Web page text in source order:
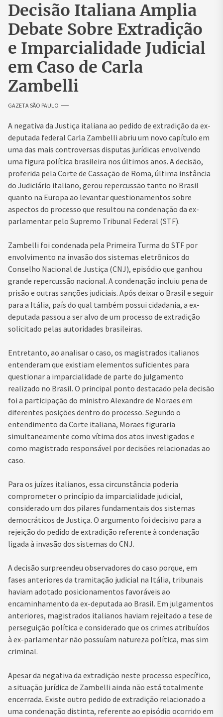
Decisão Italiana Amplia
Debate Sobre Extradição
e Imparcialidade Judicial
em Caso de Carla
Zambelli
GAZETA SÃO PAULO
A negativa da Justiça italiana ao pedido de extradição da ex-
deputada federal Carla Zambelli abriu um novo capítulo em
uma das mais controversas disputas jurídicas envolvendo
uma figura política brasileira nos últimos anos. A decisão,
proferida pela Corte de Cassação de Roma, última instância
do Judiciário italiano, gerou repercussão tanto no Brasil
quanto na Europa ao levantar questionamentos sobre
aspectos do processo que resultou na condenação da ex-
parlamentar pelo Supremo Tribunal Federal (STF).
Zambelli foi condenada pela Primeira Turma do STF por
envolvimento na invasão dos sistemas eletrônicos do
Conselho Nacional de Justiça (CNJ), episódio que ganhou
grande repercussão nacional. A condenação incluiu pena de
prisão e outras sanções judiciais. Após deixar o Brasil e seguir
para a Itália, país do qual também possui cidadania, a ex-
deputada passou a ser alvo de um processo de extradição
solicitado pelas autoridades brasileiras.
Entretanto, ao analisar o caso, os magistrados italianos
entenderam que existiam elementos suficientes para
questionar a imparcialidade de parte do julgamento
realizado no Brasil. O principal ponto destacado pela decisão
foi a participação do ministro Alexandre de Moraes em
diferentes posições dentro do processo. Segundo o
entendimento da Corte italiana, Moraes figuraria
simultaneamente como vítima dos atos investigados e
como magistrado responsável por decisões relacionadas ao
caso.
Para os juízes italianos, essa circunstância poderia
comprometer o princípio da imparcialidade judicial,
considerado um dos pilares fundamentais dos sistemas
democráticos de Justiça. O argumento foi decisivo para a
rejeição do pedido de extradição referente à condenação
ligada à invasão dos sistemas do CNJ.
A decisão surpreendeu observadores do caso porque, em
fases anteriores da tramitação judicial na Itália, tribunais
haviam adotado posicionamentos favoráveis ao
encaminhamento da ex-deputada ao Brasil. Em julgamentos
anteriores, magistrados italianos haviam rejeitado a tese de
perseguição política e considerado que os crimes atribuídos
à ex-parlamentar não possuíam natureza política, mas sim
criminal.
Apesar da negativa da extradição neste processo específico,
a situação jurídica de Zambelli ainda não está totalmente
encerrada. Existe outro pedido de extradição relacionado a
uma condenação distinta, referente ao episódio ocorrido em